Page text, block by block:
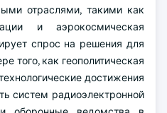
отраслями, такими как
и аэрокосмическая
спрос на решения для
того, как геополитическая
достижения
систем радиоэлектронной